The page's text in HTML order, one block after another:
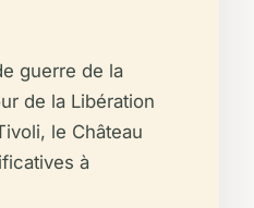
guerre de la
de la Libération
le Château
à